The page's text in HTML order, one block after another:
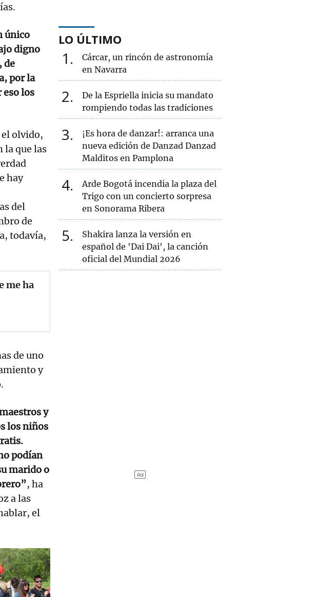
único
digno
de
por la
eso los
el olvido,
la que las
hay
del
de
todavía,
me ha
de uno
y
y
los niños
podían
marido o
, ha
a las
el
LO ÚLTIMO
1
Cárcar, un rincón de astronomía
en Navarra
2
De la Espriella inicia su mandato
rompiendo todas las tradiciones
3
¡Es hora de danzar!: arranca una
nueva edición de Danzad Danzad
Malditos en Pamplona
4
Arde Bogotá incendia la plaza del
Trigo con un concierto sorpresa
en Sonorama Ribera
5
Shakira lanza la versión en
español de 'Dai Dai', la canción
oficial del Mundial 2026